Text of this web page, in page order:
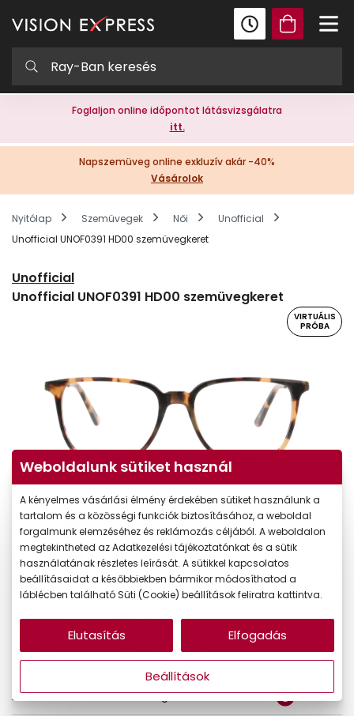
Foglaljon online időpontot látásvizsgálatra
itt.
Napszemüveg online exkluzív akár -40%
Vásárolok
Nyitólap Szemüvegek Női
Unofficial
Unofficial UNOF0391 HD00 szemüvegkeret
Unofficial
Unofficial UNOF0391 HD00 szemüvegkeret
VIRTUÁLIS
PRÓBA
-40%
26.990 Ft
Akciós ár: 16.194 Ft
A feltűntetett ár a szemüvegkeretre vonatkozik.
Weboldalunk sütiket használ
A kényelmes vásárlási élmény érdekében sütiket használunk a
tartalom és a közösségi funkciók biztosításához, a weboldal
forgalmunk elemzéséhez és reklámozás céljából. A weboldalon
megtekintheted az Adatkezelési tájékoztatónkat és a sütik
használatának részletes leírását. A sütikkel kapcsolatos
beállításaidat a későbbiekben bármikor módosíthatod a
láblécben található Süti (Cookie) beállítások feliratra kattintva.
Beállítások
Elutasítás Elfogadás